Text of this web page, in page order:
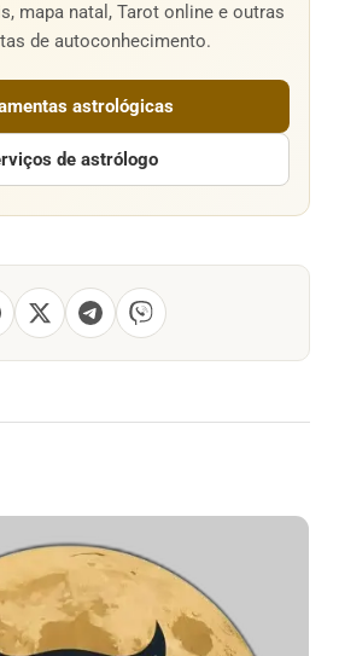
mapa natal, Tarot online e outras
de autoconhecimento.
astrológicas
de astrólogo